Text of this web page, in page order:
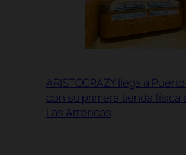
ARISTOCRAZY llega a
con su primera tienda física
Las Américas